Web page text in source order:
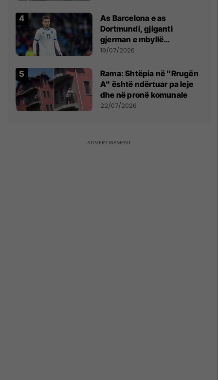
As Barcelona e as
Dortmundi, gjiganti
gjerman e mbyllë
marrëveshjen për Fisnik
19/07/2026
Rama: Shtëpia në "Rrugën
A" është ndërtuar pa leje
dhe në pronë komunale
22/07/2026